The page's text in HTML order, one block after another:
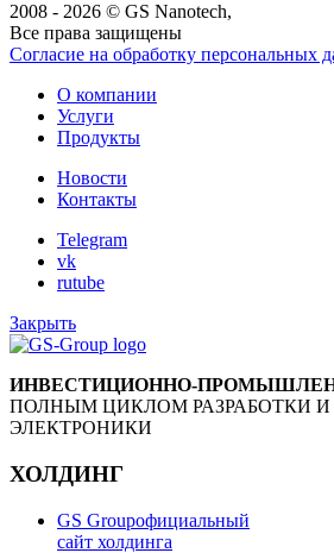
2008 - 2026 © GS Nanotech,
Все права защищены
Согласие на обработку персональных
О компании
Услуги
Продукты
Новости
Контакты
Telegram
vk
rutube
Закрыть
ИНВЕСТИЦИОННО-
ПОЛНЫМ ЦИКЛОМ РАЗРАБОТКИ И
ЭЛЕКТРОНИКИ
ХОЛДИНГ
GS Groupофициальный
сайт холдинга